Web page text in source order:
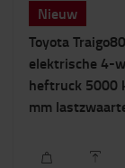
Nieuw
Toyota Traigo80
elektrische 4-
heftruck 5000
mm